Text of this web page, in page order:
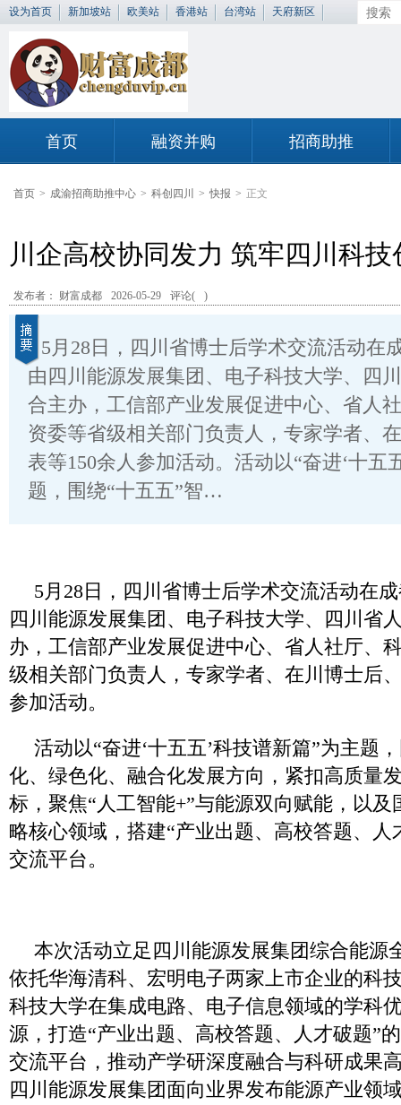
设为首页 新加坡站 欧美站 香港站 台湾站 天府新区
首页 融资并购 招商助推
首页 > 成渝招商助推中心 > 科创四川 > 快报 > 正文
川企高校协同发力 筑牢四川科
发布者： 财富成都 2026-05-29 评论( )
5月28日，四川省博士后学术交流活动在
由四川能源发展集团、电子科技大学、四
合主办，工信部产业发展促进中心、省人
资委等省级相关部门负责人，专家学者、
表等150余人参加活动。活动以“奋进‘十五
题，围绕“十五五”智…
5月28日，四川省博士后学术交流活动在
四川能源发展集团、电子科技大学、四川省
办，工信部产业发展促进中心、省人社厅、
级相关部门负责人，专家学者、在川博士后
参加活动。
活动以“奋进‘十五五’科技谱新篇”为主题
化、绿色化、融合化发展方向，紧扣高质量
标，聚焦“人工智能+”与能源双向赋能，以
略核心领域，搭建“产业出题、高校答题、人
交流平台。
本次活动立足四川能源发展集团综合能源
依托华海清科、宏明电子两家上市企业的科
科技大学在集成电路、电子信息领域的学科
源，打造“产业出题、高校答题、人才破题”
交流平台，推动产学研深度融合与科研成果
四川能源发展集团面向业界发布能源产业领